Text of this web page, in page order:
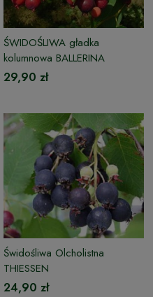
ŚWIDOŚLIWA gładka
kolumnowa BALLERINA
29,90 zł
Świdośliwa Olcholistna
THIESSEN
24,90 zł